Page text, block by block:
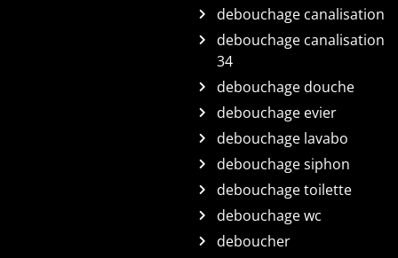
debouchage canalisation
debouchage canalisation
34
debouchage douche
debouchage evier
debouchage lavabo
debouchage siphon
debouchage toilette
debouchage wc
deboucher